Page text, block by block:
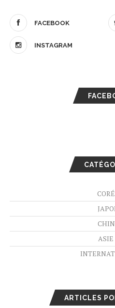
FACEBOOK
INSTAGRAM
ASIE
ARTICLES